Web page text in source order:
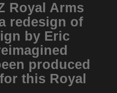
Royal Arms
redesign of
by Eric
produced
this Royal